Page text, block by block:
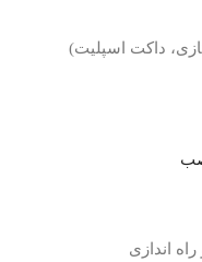
داکت اسپلیت)
اندازی